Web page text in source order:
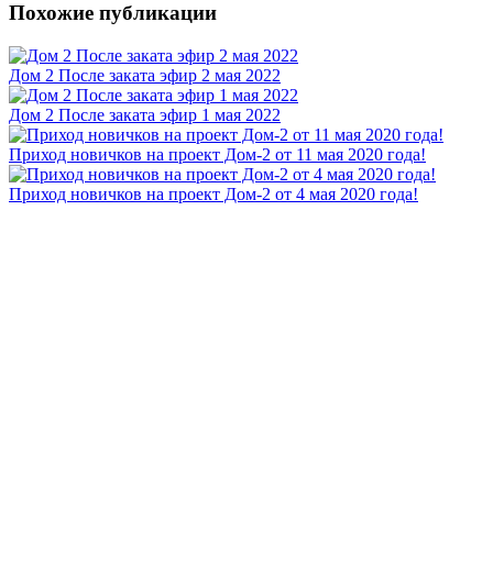
Похожие публикации
Дом 2 После заката эфир 2 мая 2022
Дом 2 После заката эфир 1 мая 2022
Приход новичков на проект Дом-2 от 11 мая 2020 года!
Приход новичков на проект Дом-2 от 4 мая 2020 года!